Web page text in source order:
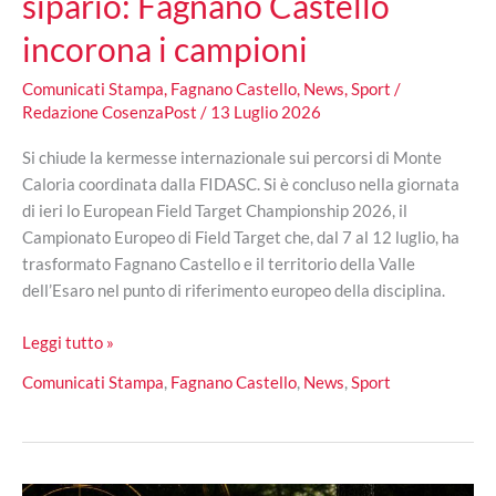
incorona i campioni
Comunicati Stampa, Fagnano Castello, News,Sport /
Redazione CosenzaPost / 13 Luglio 2026
Si chiude la kermesse internazionale sui percorsi di Monte
Caloria coordinata dalla FIDASC. Si è concluso nella giornata
di ieri lo European Field Target Championship 2026, il
Campionato Europeo di Field Target che, dal 7 al 12 luglio, ha
trasformato Fagnano Castello e il territorio della Valle
dell’Esaro nel punto di riferimento europeo della disciplina.
Europei
Field
cala
Leggi tutto »
Comunicati Stampa, Fagnano Castello, News,Sport